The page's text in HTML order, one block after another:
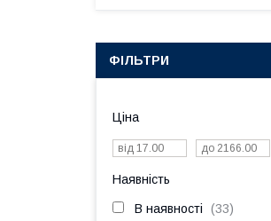
ФІЛЬТРИ
Ціна
Наявність
В наявності 33